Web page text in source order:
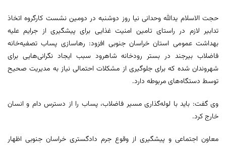
حجت الاسلام یدالله وحدانی نیا روز دوشنبه در دومین نشست کارگروه اتخاذ
تدابیر لازم در راستای تامین امنیت غذایی برای پیشگیری از جرایم علیه
بهداشت عمومی استان خراسان جنوبی افزود: رهاسازی پساب تصفیه‌خانه
فاضلاب بیرجند در بستر رودخانه شاهرود سبب ایجاد نگرانی‌هایی برای
شهروندان شده که برای جلوگیری از مشکلات احتمالی نیاز به مدیریت صحیح
توسط دستگاه‌های مربوطه دارد.
وی گفت: باید با لوله‌گذاری مسیر فاضلاب، پساب را از دسترس دام و انسان
خارج کرد.
معاون اجتماعی و پیشگیری از وقوع جرم دادگستری خراسان جنوبی اظهار